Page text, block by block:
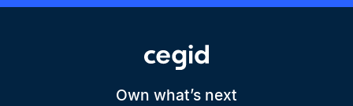
Own what’s next